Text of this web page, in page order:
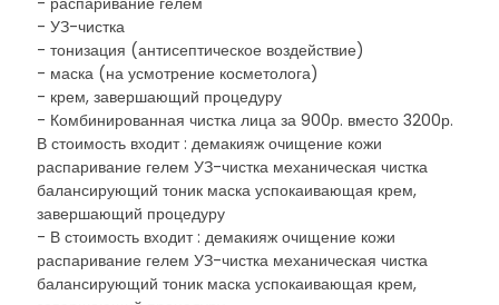
- УЗ-чистка
- тонизация (антисептическое воздействие)
- маска (на усмотрение косметолога)
- крем, завершающий процедуру
- Комбинированная чистка лица за 900р. вместо 3200р.
В стоимость входит : демакияж очищение кожи
распаривание гелем УЗ-чистка механическая чистка
балансирующий тоник маска успокаивающая крем,
завершающий процедуру
- В стоимость входит : демакияж очищение кожи
распаривание гелем УЗ-чистка механическая чистка
балансирующий тоник маска успокаивающая крем,